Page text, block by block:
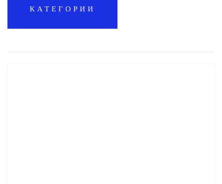
КАТЕГОРИИ